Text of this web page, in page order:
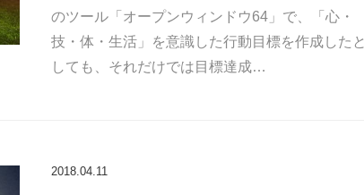
のツール「オープンウィンドウ64」で、「心・
技・体・生活」を意識した行動目標を作成したと
しても、それだけでは目標達成…
2018.04.11